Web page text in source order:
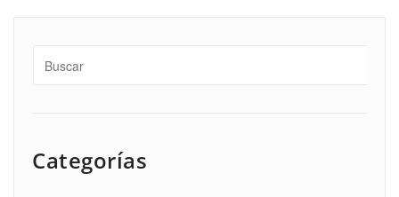
Categorías